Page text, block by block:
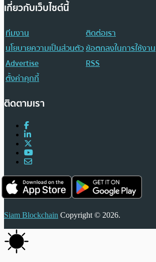
เกี่ยวกับเว็บไซต์นี้
ทีมงาน
ติดต่อเรา
นโยบายความเป็นส่วนตัวข้อตกลงในการใช้งาน
Advertise
RSS
ตั้งค่าคุกกี้
ติดตามเรา
Siam Blockchain Copyright © 2026.